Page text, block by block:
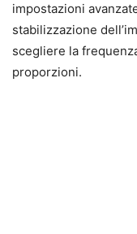
impostazioni
stabilizzazione
scegliere la
proporzioni.